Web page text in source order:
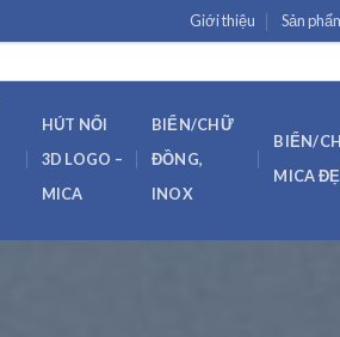
Giới thiệu Sản
HÚT NỔI
3D LOGO –
MICA
BIỂN/CHỮ
ĐỒNG,
INOX
BIỂN/
MICA